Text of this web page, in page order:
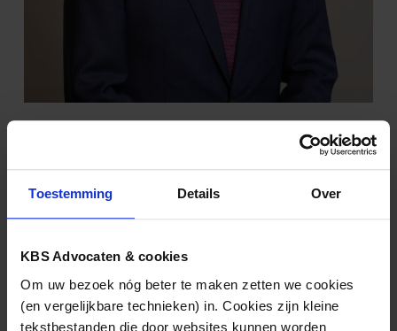
Toestemming Details Over
KBS Advocaten & cookies
Om uw bezoek nóg beter te maken zetten we cookies
(en vergelijkbare technieken) in. Cookies zijn kleine
tekstbestanden die door websites kunnen worden
Jurriaan Verduijn
Nieuws & kennis
Ook interessant?